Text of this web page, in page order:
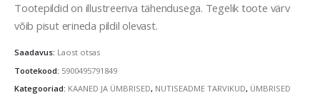
Tootepildid on illustreeriva tähendusega. Tegelik toote värv
võib pisut erineda pildil olevast.
Saadavus: Laost otsas
Tootekood: 5900495791849
Kategooriad: KAANED JA ÜMBRISED, NUTISEADME TARVIKUD, ÜMBRISED